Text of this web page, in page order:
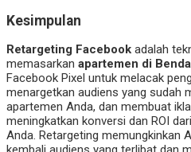
Kesimpulan
Retargeting Facebook adalah
memasarkan apartemen di Benda
Facebook Pixel untuk melacak
menargetkan audiens yang sudah
apartemen Anda, dan membuat
meningkatkan konversi dan ROI
Anda. Retargeting memungkinkan